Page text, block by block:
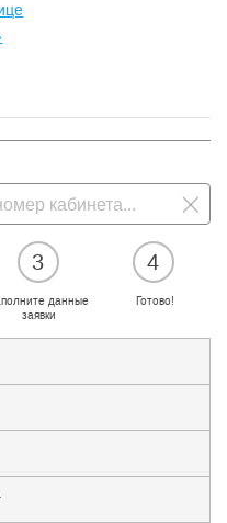
3
данные
заявки
4
Готово!